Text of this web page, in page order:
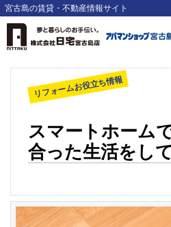
宮古島の賃貸・不動産情報サイト
リフォームお役立ち情報
スマートホーム
合った生活をし